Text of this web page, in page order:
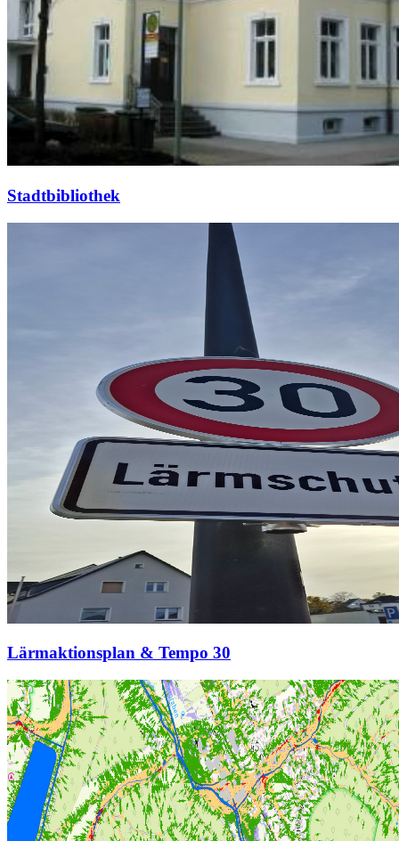
Stadtbibliothek
Lärmaktionsplan & Tempo 30